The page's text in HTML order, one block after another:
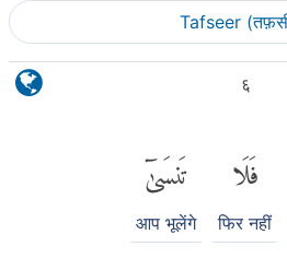
Tafseer
६
فَلَا
फिर नहीं
تَنسَىٰٓ
आप भूलेंगे